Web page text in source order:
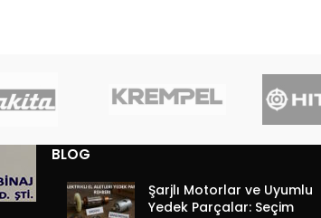
BLOG
Şarjlı Motorlar ve Uyumlu
Yedek Parçalar: Seçim